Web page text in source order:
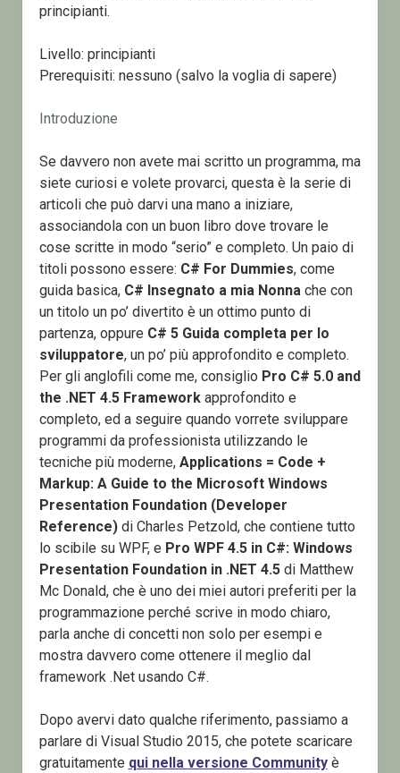
principianti.
Livello: principianti
Prerequisiti: nessuno (salvo la voglia di sapere)
Introduzione
Se davvero non avete mai scritto un programma, ma
siete curiosi e volete provarci, questa è la serie di
articoli che può darvi una mano a iniziare,
associandola con un buon libro dove trovare le
cose scritte in modo “serio” e completo. Un paio di
titoli possono essere: C# For Dummies, come
guida basica, C# Insegnato a mia Nonnache con
un titolo un po’ divertito è un ottimo punto di
partenza, oppure C# 5 Guida completa per lo
sviluppatore, un po’ più approfondito e completo.
Per gli anglofili come me, consiglio Pro C# 5.0 and
the .NET 4.5 Frameworkapprofondito e
completo, ed a seguire quando vorrete sviluppare
programmi da professionista utilizzando le
tecniche più moderne,Applications = Code +
Markup: A Guide to the Microsoft Windows
Presentation Foundation (Developer
Reference)di Charles Petzold, che contiene tutto
lo scibile su WPF, e Pro WPF 4.5 in C#: Windows
Presentation Foundation in .NET 4.5di Matthew
Mc Donald, che è uno dei miei autori preferiti per la
programmazione perché scrive in modo chiaro,
parla anche di concetti non solo per esempi e
mostra davvero come ottenere il meglio dal
framework .Net usando C#.
Dopo avervi dato qualche riferimento, passiamo a
parlare di Visual Studio 2015, che potete scaricare
gratuitamente qui nella versione Communityè